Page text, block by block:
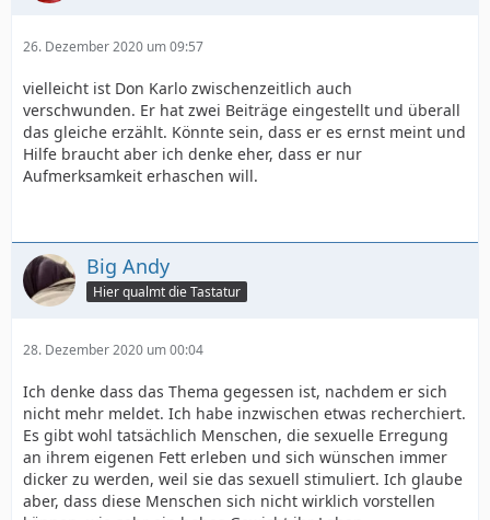
26. Dezember 2020 um 09:57
vielleicht ist Don Karlo zwischenzeitlich auch
verschwunden. Er hat zwei Beiträge eingestellt und überall
das gleiche erzählt. Könnte sein, dass er es ernst meint und
Hilfe braucht aber ich denke eher, dass er nur
Aufmerksamkeit erhaschen will.
Big Andy
Hier qualmt die Tastatur
28. Dezember 2020 um 00:04
Ich denke dass das Thema gegessen ist, nachdem er sich
nicht mehr meldet. Ich habe inzwischen etwas recherchiert.
Es gibt wohl tatsächlich Menschen, die sexuelle Erregung
an ihrem eigenen Fett erleben und sich wünschen immer
dicker zu werden, weil sie das sexuell stimuliert. Ich glaube
aber, dass diese Menschen sich nicht wirklich vorstellen